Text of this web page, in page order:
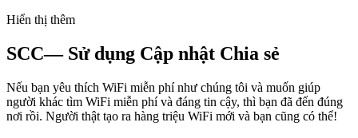
Hiển thị thêm
SCC— Sử dụng Cập nhật Chia sẻ
Nếu bạn yêu thích WiFi miễn phí như chúng tôi và muốn giúp
người khác tìm WiFi miễn phí và đáng tin cậy, thì bạn đã đến đúng
nơi rồi. Người thật tạo ra hàng triệu WiFi mới và bạn cũng có thể!